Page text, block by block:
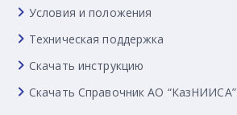
Условия и положения
Техническая поддержка
Скачать инструкцию
Скачать Справочник АО “КазНИИСА”